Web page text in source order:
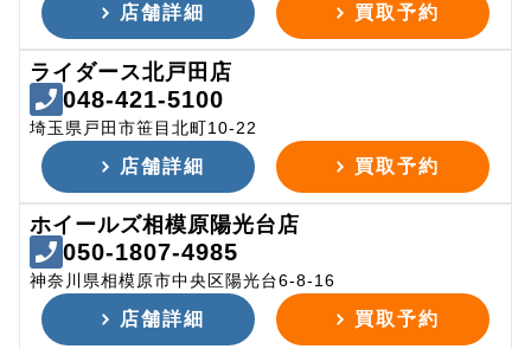
店舗詳細 買取予約
ライダース北戸田店
048-421-5100
埼玉県戸田市笹目北町10-22
店舗詳細 買取予約
ホイールズ相模原陽光台店
050-1807-4985
神奈川県相模原市中央区陽光台6-8-16
店舗詳細 買取予約